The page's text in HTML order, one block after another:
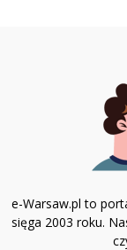
e-Warsaw.pl to
sięga 2003 roku.